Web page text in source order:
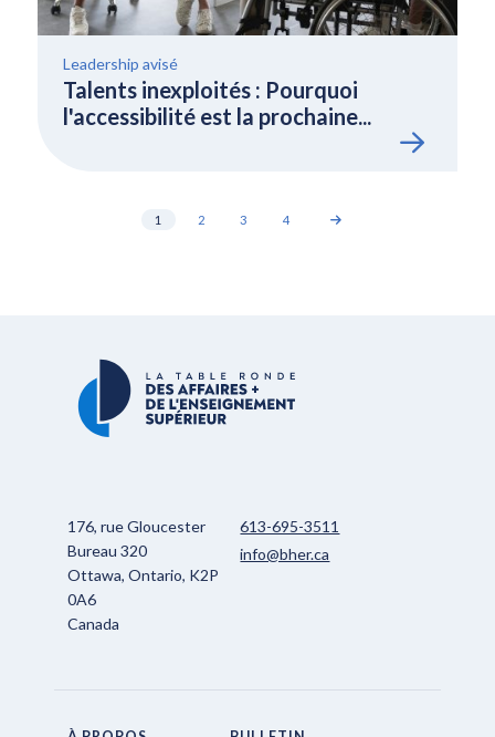
Leadership avisé
Talents inexploités : Pourquoi
l'accessibilité est la prochaine...
1 2 3 4
176, rue Gloucester
Bureau 320
Ottawa, Ontario, K2P
0A6
Canada
613-695-3511
info@bher.ca